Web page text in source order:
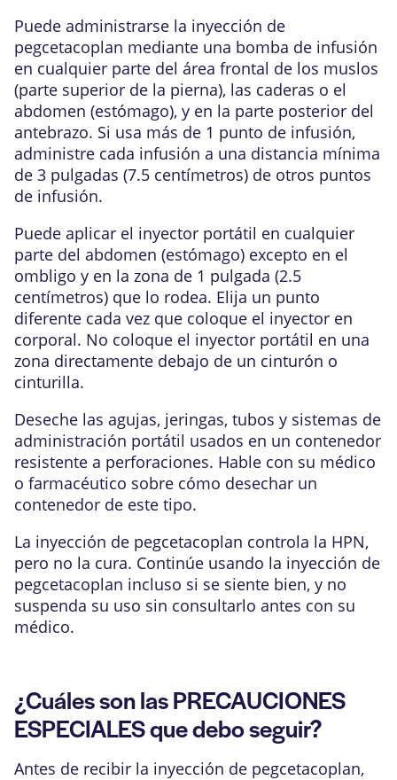
Puede administrarse la inyección de
pegcetacoplan mediante una bomba de infusión
en cualquier parte del área frontal de los muslos
(parte superior de la pierna), las caderas o el
abdomen (estómago), y en la parte posterior del
antebrazo. Si usa más de 1 punto de infusión,
administre cada infusión a una distancia mínima
de 3 pulgadas (7.5 centímetros) de otros puntos
de infusión.
Puede aplicar el inyector portátil en cualquier
parte del abdomen (estómago) excepto en el
ombligo y en la zona de 1 pulgada (2.5
centímetros) que lo rodea. Elija un punto
diferente cada vez que coloque el inyector en
corporal. No coloque el inyector portátil en una
zona directamente debajo de un cinturón o
cinturilla.
Deseche las agujas, jeringas, tubos y sistemas de
administración portátil usados en un contenedor
resistente a perforaciones. Hable con su médico
o farmacéutico sobre cómo desechar un
contenedor de este tipo.
La inyección de pegcetacoplan controla la HPN,
pero no la cura. Continúe usando la inyección de
pegcetacoplan incluso si se siente bien, y no
suspenda su uso sin consultarlo antes con su
médico.
¿Cuáles son las PRECAUCIONES
ESPECIALES que debo seguir?
Antes de recibir la inyección de pegcetacoplan,